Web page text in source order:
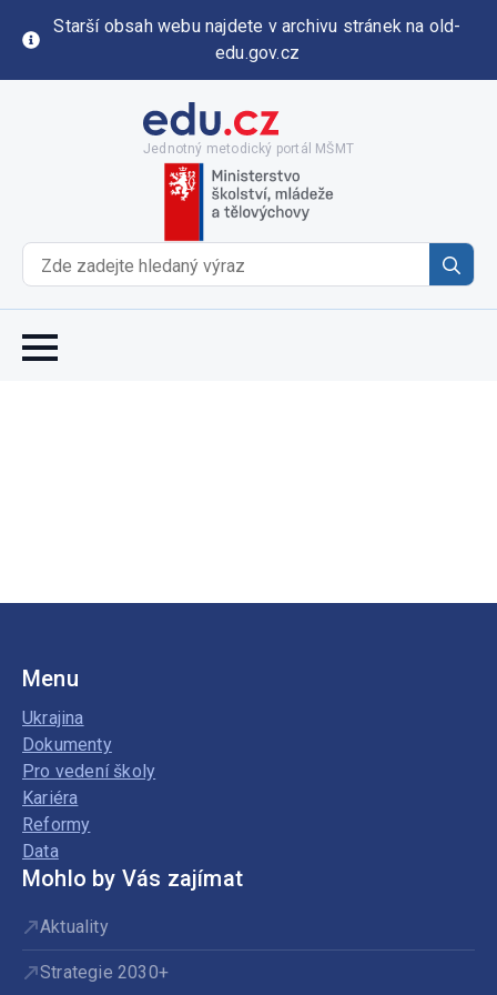
Starší obsah webu najdete v archivu stránek na old-
edu.gov.cz
Jednotný metodický portál MŠMT
for:
Menu
Ukrajina
Dokumenty
Pro vedení školy
Kariéra
Reformy
Data
Mohlo by Vás zajímat
Aktuality
Strategie 2030+